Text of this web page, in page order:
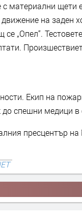
материални щети
на заден
„Опел“.
Екип на
спешни медици
пресцентър